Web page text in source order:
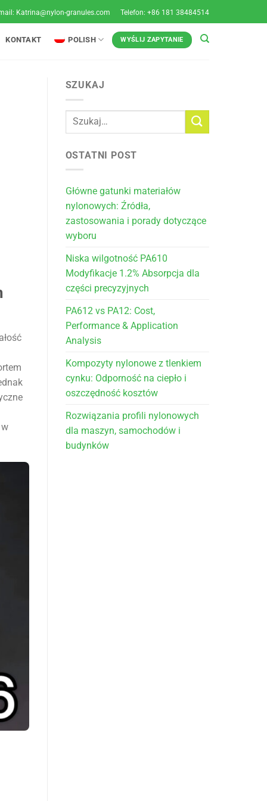
Katrina@nylon-granules.com Telefon: +86 181 38484514
KONTAKT POLISH WYŚLIJ ZAPYTANIE
SZUKAJ
OSTATNI POST
Główne gatunki materiałów
nylonowych: Źródła,
zastosowania i porady dotyczące
wyboru
Niska wilgotność PA610
Modyfikacje 1.2% Absorpcja dla
części precyzyjnych
PA612 vs PA12: Cost,
Performance & Application
Analysis
Kompozyty nylonowe z tlenkiem
cynku: Odporność na ciepło i
oszczędność kosztów
Rozwiązania profili nylonowych
dla maszyn, samochodów i
budynków